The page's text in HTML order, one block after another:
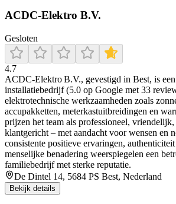
ACDC-Elektro B.V.
Gesloten
4.7
ACDC‑Elektro B.V., gevestigd in Best, is
installatiebedrijf (5.0 op Google met 33
elektrotechnische werkzaamheden zoals
accupakketten, meterkastuitbreidingen en
prijzen het team als professioneel,
klantgericht – met aandacht voor wensen en
consistente positieve ervaringen,
menselijke benadering weerspiegelen een
familiebedrijf met sterke reputatie.
De Dintel 14, 5684 PS Best, Nederland
Bekijk details